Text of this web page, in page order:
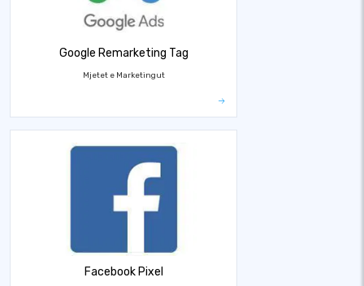
Google Remarketing Tag
Mjetet e Marketingut
Facebook Pixel